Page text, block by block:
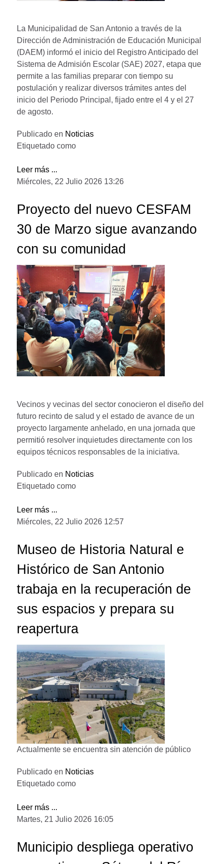
La Municipalidad de San Antonio a través de la
Dirección de Administración de Educación Municipal
(DAEM) informó el inicio del Registro Anticipado del
Sistema de Admisión Escolar (SAE) 2027, etapa que
permite a las familias preparar con tiempo su
postulación y realizar diversos trámites antes del
inicio del Periodo Principal, fijado entre el 4 y el 27
de agosto.
Publicado en Noticias
Etiquetado como
Leer más ...
Miércoles, 22 Julio 2026 13:26
Proyecto del nuevo CESFAM
30 de Marzo sigue avanzando
con su comunidad
Vecinos y vecinas del sector conocieron el diseño del
futuro recinto de salud y el estado de avance de un
proyecto largamente anhelado, en una jornada que
permitió resolver inquietudes directamente con los
equipos técnicos responsables de la iniciativa.
Publicado en Noticias
Etiquetado como
Leer más ...
Miércoles, 22 Julio 2026 12:57
Museo de Historia Natural e
Histórico de San Antonio
trabaja en la recuperación de
sus espacios y prepara su
reapertura
Actualmente se encuentra sin atención de público
Publicado en Noticias
Etiquetado como
Leer más ...
Martes, 21 Julio 2026 16:05
Municipio despliega operativo